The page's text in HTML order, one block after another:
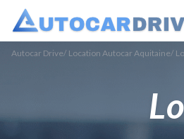
Autocar Drive/ Location Autocar Aquitaine/